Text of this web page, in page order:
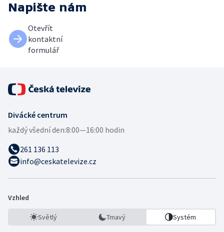
Napište nám
Otevřít
kontaktní
formulář
Divácké centrum
každý všední den:8:00—16:00 hodin
261 136 113
info@ceskatelevize.cz
Vzhled
Světlý Tmavý Systém